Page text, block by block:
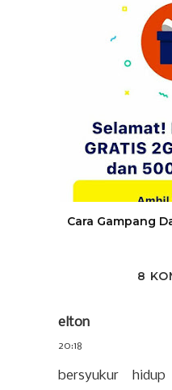
Cara Gampang
8
elton
20:18
bersyukur